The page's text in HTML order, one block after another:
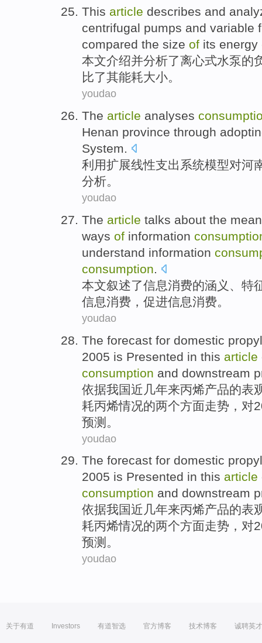
This article describes and
centrifugal pumps and variable
compared the size of its energy
本文介绍并分析了离心式水泵的
比了其能耗大小。
youdao
The article analyses
Henan province through
System.
利用扩展线性支出 系统模型对河
分析。
youdao
The article talks about the
ways of information
understand information
consumption.
本文叙述了信息消费的涵义 、 特
信息消费， 促进信息消费。
youdao
The forecast for domestic
2005 is Presented in this article
consumption and downstream
依据我国近几年来丙烯产品的表
耗丙烯情况的两个方面走势，对
预测 。
youdao
The forecast for domestic
2005 is Presented in this article
consumption and downstream
依据我国近几年来丙烯产品的表
耗丙烯情况的两个方面走势，对
预测 。
youdao
关于有道 Investors 有道智选 官方博客 技术博客 诚聘英才